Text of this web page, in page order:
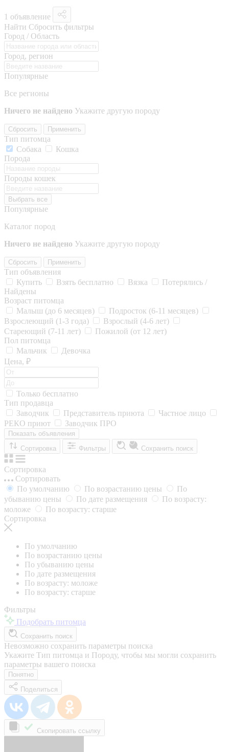
1 объявление
Найти Сбросить фильтры
Город / Область
Город, регион
Популярные
Все регионы
Ничего не найдено Укажите другую породу
Сбросить Применить
Тип питомца
Собака
Кошка
Порода
Породы кошек
Выбрать все
Популярные
Каталог пород
Ничего не найдено Укажите другую породу
Сбросить Применить
Тип объявления
Купить
Взять бесплатно Вязка
Потерялись /
Найдены
Возраст питомца
Малыш (до 6 месяцев)
Подросток (6-11 месяцев)
Взрослеющий (1-3 года)
Взрослый (4-6 лет)
Стареющий (7-11 лет)
Пожилой (от 12 лет)
Пол питомца
Мальчик
Девочка
Цена, ₽
Только бесплатно
Тип продавца
Заводчик
Представитель приюта
Частное лицо
РЕКО приют
Заводчик ПРО
Показать объявления
Сортировка
Фильтры Сохранить поиск
Сортировка
Сортировать
По умолчанию
По возрастанию цены
По
убыванию цены
По дате размещения
По возрасту:
моложе
По возрасту: старше
Сортировка
По умолчанию
По возрастанию цены
По убыванию цены
По дате размещения
По возрасту: моложе
По возрасту: старше
Фильтры
Подобрать питомца
Сохранить поиск
Невозможно сохранить параметры поиска
Укажите Тип питомца и Породу, чтобы мы могли сохранить
параметры вашего поиска
Понятно
Поделиться
Скопировать ссылку